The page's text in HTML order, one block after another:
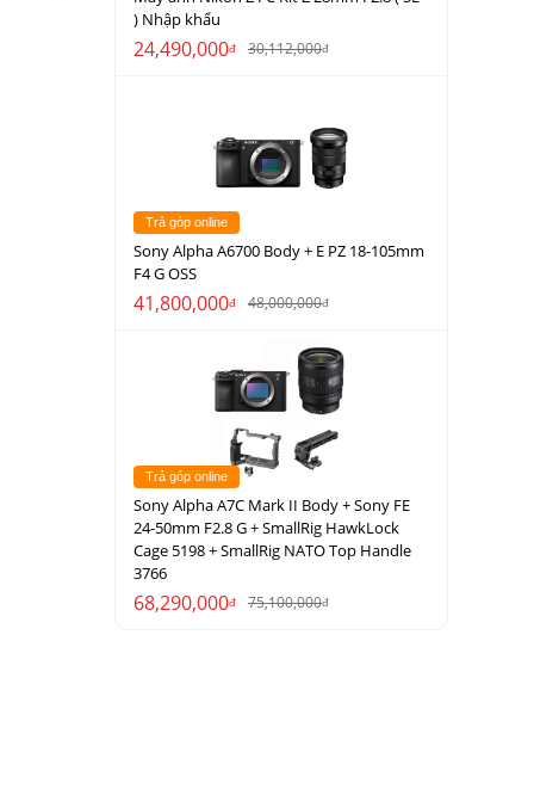
) Nhập khẩu
24,490,000đ 30,112,000đ
Trả góp online
Sony Alpha A6700 Body + E PZ 18-105mm
F4 G OSS
41,800,000đ 48,000,000đ
Trả góp online
Sony Alpha A7C Mark II Body + Sony FE
24-50mm F2.8 G + SmallRig HawkLock
Cage 5198 + SmallRig NATO Top Handle
3766
68,290,000đ 75,100,000đ